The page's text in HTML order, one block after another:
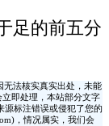
足的前五分
无法核实真实出处，未能
即处理，本站部分文字
源标注错误或侵犯了您的
，情况属实，我们会